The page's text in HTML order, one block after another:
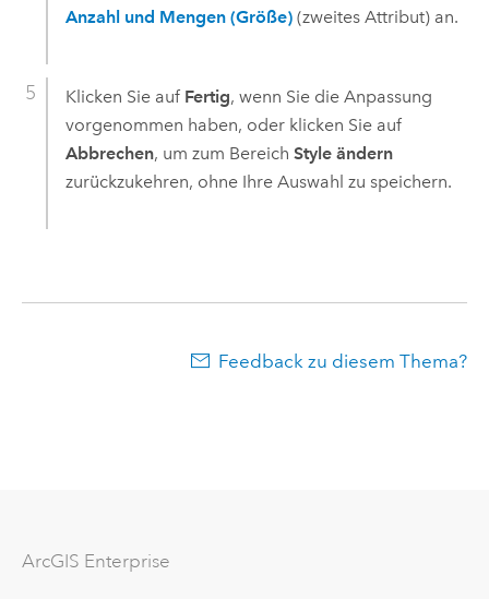
Anzahl und Mengen (Größe)(zweites Attribut) an.
Klicken Sie auf Fertig, wenn Sie die Anpassung
vorgenommen haben, oder klicken Sie auf
Abbrechen, um zum Bereich Style ändern
zurückzukehren, ohne Ihre Auswahl zu speichern.
Feedback zu diesem Thema?
ArcGIS Enterprise